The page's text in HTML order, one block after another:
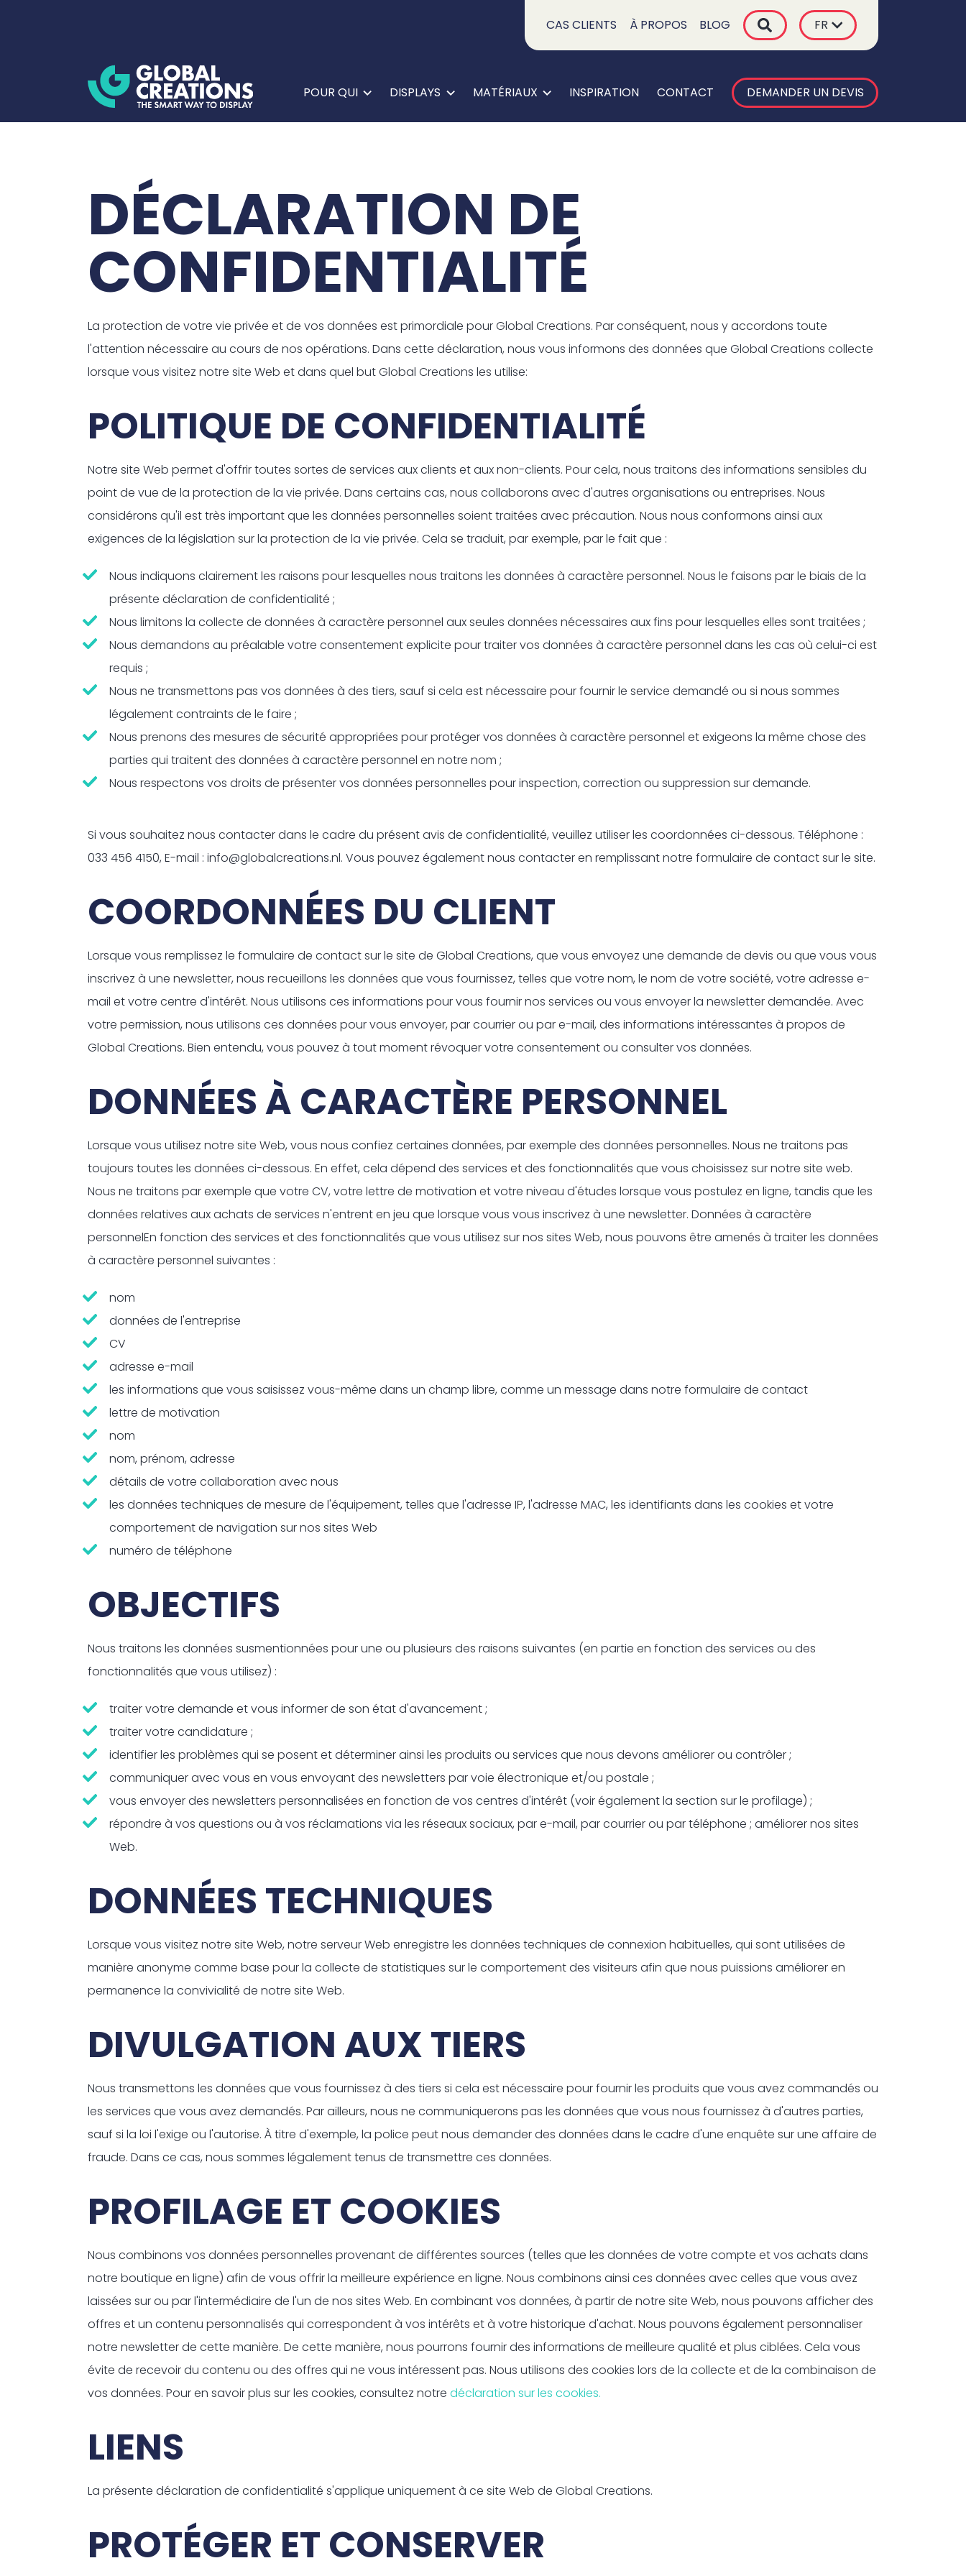
CAS CLIENTS À PROPOS BLOG FR
POUR QUI DISPLAYS MATÉRIAUX INSPIRATION CONTACT DEMANDER UN DEVIS
DÉCLARATION DE
CONFIDENTIALITÉ
La protection de votre vie privée et de vos données est primordiale pour Global Creations. Par conséquent, nous y accordons toute
l'attention nécessaire au cours de nos opérations. Dans cette déclaration, nous vous informons des données que Global Creations collecte
lorsque vous visitez notre site Web et dans quel but Global Creations les utilise:
POLITIQUE DE CONFIDENTIALITÉ
Notre site Web permet d'offrir toutes sortes de services aux clients et aux non-clients. Pour cela, nous traitons des informations sensibles du
point de vue de la protection de la vie privée. Dans certains cas, nous collaborons avec d'autres organisations ou entreprises. Nous
considérons qu'il est très important que les données personnelles soient traitées avec précaution. Nous nous conformons ainsi aux
exigences de la législation sur la protection de la vie privée. Cela se traduit, par exemple, par le fait que :
Nous indiquons clairement les raisons pour lesquelles nous traitons les données à caractère personnel. Nous le faisons par le biais de la
présente déclaration de confidentialité ;
Nous limitons la collecte de données à caractère personnel aux seules données nécessaires aux fins pour lesquelles elles sont traitées ;
Nous demandons au préalable votre consentement explicite pour traiter vos données à caractère personnel dans les cas où celui-ci est
requis ;
Nous ne transmettons pas vos données à des tiers, sauf si cela est nécessaire pour fournir le service demandé ou si nous sommes
légalement contraints de le faire ;
Nous prenons des mesures de sécurité appropriées pour protéger vos données à caractère personnel et exigeons la même chose des
parties qui traitent des données à caractère personnel en notre nom ;
Nous respectons vos droits de présenter vos données personnelles pour inspection, correction ou suppression sur demande.
Si vous souhaitez nous contacter dans le cadre du présent avis de confidentialité, veuillez utiliser les coordonnées ci-dessous. Téléphone :
033 456 4150, E-mail : info@globalcreations.nl. Vous pouvez également nous contacter en remplissant notre formulaire de contact sur le site.
COORDONNÉES DU CLIENT
Lorsque vous remplissez le formulaire de contact sur le site de Global Creations, que vous envoyez une demande de devis ou que vous vous
inscrivez à une newsletter, nous recueillons les données que vous fournissez, telles que votre nom, le nom de votre société, votre adresse e-
mail et votre centre d'intérêt. Nous utilisons ces informations pour vous fournir nos services ou vous envoyer la newsletter demandée. Avec
votre permission, nous utilisons ces données pour vous envoyer, par courrier ou par e-mail, des informations intéressantes à propos de
Global Creations. Bien entendu, vous pouvez à tout moment révoquer votre consentement ou consulter vos données.
DONNÉES À CARACTÈRE PERSONNEL
Lorsque vous utilisez notre site Web, vous nous confiez certaines données, par exemple des données personnelles. Nous ne traitons pas
toujours toutes les données ci-dessous. En effet, cela dépend des services et des fonctionnalités que vous choisissez sur notre site web.
Nous ne traitons par exemple que votre CV, votre lettre de motivation et votre niveau d'études lorsque vous postulez en ligne, tandis que les
données relatives aux achats de services n'entrent en jeu que lorsque vous vous inscrivez à une newsletter. Données à caractère
personnelEn fonction des services et des fonctionnalités que vous utilisez sur nos sites Web, nous pouvons être amenés à traiter les données
à caractère personnel suivantes :
nom
données de l'entreprise
CV
adresse e-mail
les informations que vous saisissez vous-même dans un champ libre, comme un message dans notre formulaire de contact
lettre de motivation
nom
nom, prénom, adresse
détails de votre collaboration avec nous
les données techniques de mesure de l'équipement, telles que l'adresse IP, l'adresse MAC, les identifiants dans les cookies et votre
comportement de navigation sur nos sites Web
numéro de téléphone
OBJECTIFS
Nous traitons les données susmentionnées pour une ou plusieurs des raisons suivantes (en partie en fonction des services ou des
fonctionnalités que vous utilisez) :
traiter votre demande et vous informer de son état d'avancement ;
traiter votre candidature ;
identifier les problèmes qui se posent et déterminer ainsi les produits ou services que nous devons améliorer ou contrôler ;
communiquer avec vous en vous envoyant des newsletters par voie électronique et/ou postale ;
vous envoyer des newsletters personnalisées en fonction de vos centres d'intérêt (voir également la section sur le profilage) ;
répondre à vos questions ou à vos réclamations via les réseaux sociaux, par e-mail, par courrier ou par téléphone ; améliorer nos sites
Web.
DONNÉES TECHNIQUES
Lorsque vous visitez notre site Web, notre serveur Web enregistre les données techniques de connexion habituelles, qui sont utilisées de
manière anonyme comme base pour la collecte de statistiques sur le comportement des visiteurs afin que nous puissions améliorer en
permanence la convivialité de notre site Web.
DIVULGATION AUX TIERS
Nous transmettons les données que vous fournissez à des tiers si cela est nécessaire pour fournir les produits que vous avez commandés ou
les services que vous avez demandés. Par ailleurs, nous ne communiquerons pas les données que vous nous fournissez à d'autres parties,
sauf si la loi l'exige ou l'autorise. À titre d'exemple, la police peut nous demander des données dans le cadre d'une enquête sur une affaire de
fraude. Dans ce cas, nous sommes légalement tenus de transmettre ces données.
PROFILAGE ET COOKIES
Nous combinons vos données personnelles provenant de différentes sources (telles que les données de votre compte et vos achats dans
notre boutique en ligne) afin de vous offrir la meilleure expérience en ligne. Nous combinons ainsi ces données avec celles que vous avez
laissées sur ou par l'intermédiaire de l'un de nos sites Web. En combinant vos données, à partir de notre site Web, nous pouvons afficher des
offres et un contenu personnalisés qui correspondent à vos intérêts et à votre historique d'achat. Nous pouvons également personnaliser
notre newsletter de cette manière. De cette manière, nous pourrons fournir des informations de meilleure qualité et plus ciblées. Cela vous
évite de recevoir du contenu ou des offres qui ne vous intéressent pas. Nous utilisons des cookies lors de la collecte et de la combinaison de
vos données. Pour en savoir plus sur les cookies, consultez notre déclaration sur les cookies.
LIENS
La présente déclaration de confidentialité s'applique uniquement à ce site Web de Global Creations.
PROTÉGER ET CONSERVER